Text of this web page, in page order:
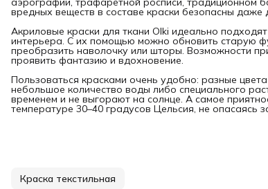
вредных веществ в составе краски безопасны даже
Акриловые краски для ткани Olki идеально
интерьера. С их помощью можно обновить старую
преобразить наволочку или шторы. Возможности
проявить фантазию и вдохновение.
Пользоваться красками очень удобно: разные
небольшое количество воды либо специального
временем и не выгорают на солнце. А самое
температуре 30–40 градусов Цельсия, не опасаясь
Краска текстильная